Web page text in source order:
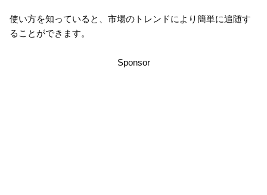
使い方を知っていると、市場のトレンドにより簡単に追随す
ることができます。
Sponsor